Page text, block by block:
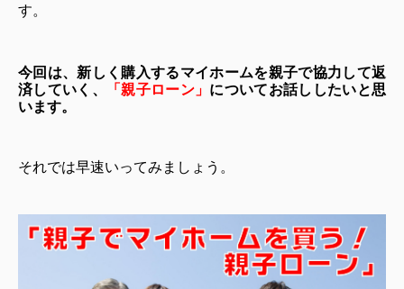
す。
今回は、新しく購入するマイホームを親子で協力して返
済していく、
「親子ローン」 についてお話ししたいと思
います。
それでは早速いってみましょう。